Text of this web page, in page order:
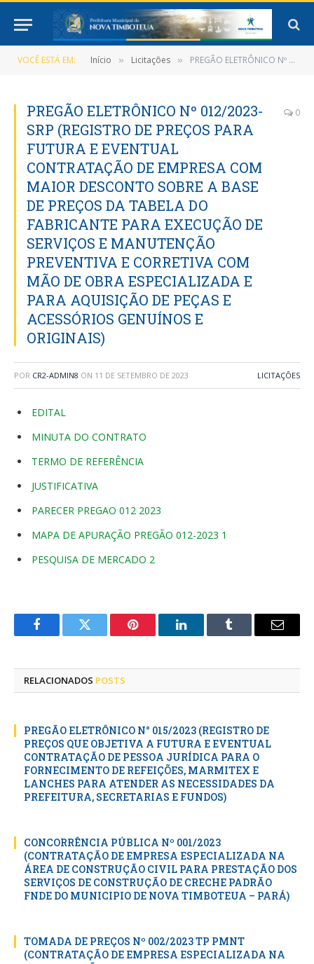
VOCÊ ESTÁ EM: Início » Licitações » PREGÃO ELETRÔNICO Nº 012/2023-SRP (REGISTRO DE PREÇOS PARA FUTURA E EVENTUAL CONTRATAÇÃO DE EMPRESA COM MAIOR DESCONTO SOBRE A BASE DE PREÇOS DA TABELA DO FABRICANTE PARA EXECUÇÃO DE SERVIÇOS E MANUTENÇÃO PREVENTIVA E CORRETIVA COM MÃO DE OBRA ESPECIALIZADA E PARA AQUISIÇÃO DE PEÇAS E ACESSÓRIOS GENUÍNOS E ORIGINAIS)
PREGÃO ELETRÔNICO Nº 012/2023-
SRP (REGISTRO DE PREÇOS PARA
FUTURA E EVENTUAL
CONTRATAÇÃO DE EMPRESA COM
MAIOR DESCONTO SOBRE A BASE
DE PREÇOS DA TABELA DO
FABRICANTE PARA EXECUÇÃO DE
SERVIÇOS E MANUTENÇÃO
PREVENTIVA E CORRETIVA COM
MÃO DE OBRA ESPECIALIZADA E
PARA AQUISIÇÃO DE PEÇAS E
ACESSÓRIOS GENUÍNOS E
ORIGINAIS)
0
POR CR2-ADMIN8 ON 11 DE SETEMBRO DE 2023 LICITAÇÕES
EDITAL
MINUTA DO CONTRATO
TERMO DE REFERÊNCIA
JUSTIFICATIVA
PARECER PREGAO 012 2023
MAPA DE APURAÇÃO PREGÃO 012-2023 1
PESQUISA DE MERCADO 2
FacebookTwitter Pinterest LinkedInTumblr
E-
RELACIONADOS POSTS
PREGÃO ELETRÔNICO N° 015/2023 (REGISTRO DE
PREÇOS QUE OBJETIVA A FUTURA E EVENTUAL
CONTRATAÇÃO DE PESSOA JURÍDICA PARA O
FORNECIMENTO DE REFEIÇÕES, MARMITEX E
LANCHES PARA ATENDER AS NECESSIDADES DA
PREFEITURA, SECRETARIAS E FUNDOS)
CONCORRÊNCIA PÚBLICA Nº 001/2023
(CONTRATAÇÃO DE EMPRESA ESPECIALIZADA NA
ÁREA DE CONSTRUÇÃO CIVIL PARA PRESTAÇÃO DOS
SERVIÇOS DE CONSTRUÇÃO DE CRECHE PADRÃO
FNDE DO MUNICIPIO DE NOVA TIMBOTEUA – PARÁ)
TOMADA DE PREÇOS Nº 002/2023 TP PMNT
(CONTRATAÇÃO DE EMPRESA ESPECIALIZADA NA